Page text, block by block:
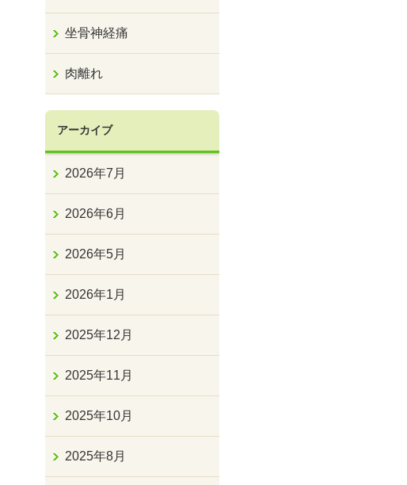
坐骨神経痛
肉離れ
アーカイブ
2026年7月
2026年6月
2026年5月
2026年1月
2025年12月
2025年11月
2025年10月
2025年8月